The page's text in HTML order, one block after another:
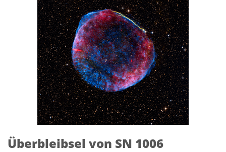
Überbleibsel von SN 1006